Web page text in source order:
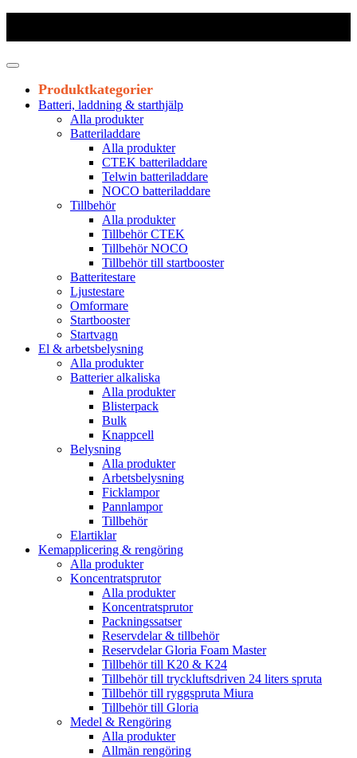
Produktkategorier
Batteri, laddning & starthjälp
Alla produkter
Batteriladdare
Alla produkter
CTEK batteriladdare
Telwin batteriladdare
NOCO batteriladdare
Tillbehör
Alla produkter
Tillbehör CTEK
Tillbehör NOCO
Tillbehör till startbooster
Batteritestare
Ljustestare
Omformare
Startbooster
Startvagn
El & arbetsbelysning
Alla produkter
Batterier alkaliska
Alla produkter
Blisterpack
Bulk
Knappcell
Belysning
Alla produkter
Arbetsbelysning
Ficklampor
Pannlampor
Tillbehör
Elartiklar
Kemapplicering & rengöring
Alla produkter
Koncentratsprutor
Alla produkter
Koncentratsprutor
Packningssatser
Reservdelar & tillbehör
Reservdelar Gloria Foam Master
Tillbehör till K20 & K24
Tillbehör till tryckluftsdriven 24 liters spruta
Tillbehör till ryggspruta Miura
Tillbehör till Gloria
Medel & Rengöring
Alla produkter
Allmän rengöring